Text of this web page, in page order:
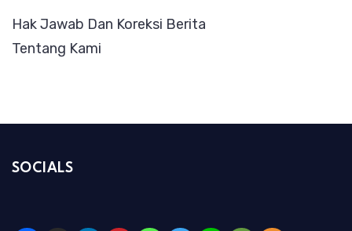
Hak Jawab Dan Koreksi Berita
Tentang Kami
SOCIALS